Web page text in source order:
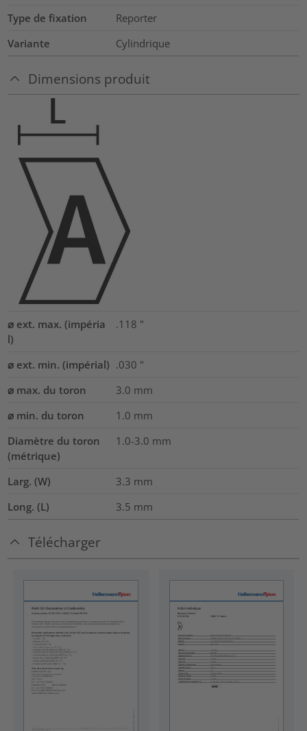
Type de fixation
Reporter
Variante
Cylindrique
Dimensions produit
⌀ ext. max. (impéria
l)
.118 "
⌀ ext. min. (impérial) .030 "
⌀ max. du toron
3.0 mm
⌀ min. du toron
1.0 mm
Diamètre du toron
(métrique)
1.0-3.0 mm
Larg. (W) 3.3 mm
Long. (L)
3.5 mm
Télécharger